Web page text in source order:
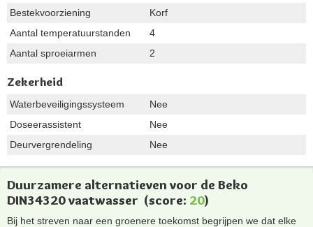
Bestekvoorziening
Korf
Aantal temperatuurstanden
4
Aantal sproeiarmen
2
Zekerheid
Waterbeveiligingssysteem
Nee
Doseerassistent
Nee
Deurvergrendeling
Nee
Duurzamere alternatieven voor de Beko
DIN34320 vaatwasser (score: 20)
Bij het streven naar een groenere toekomst begrijpen we dat elke